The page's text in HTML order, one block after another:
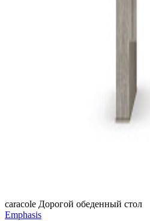
caracole Дорогой обеденный стол
Emphasis